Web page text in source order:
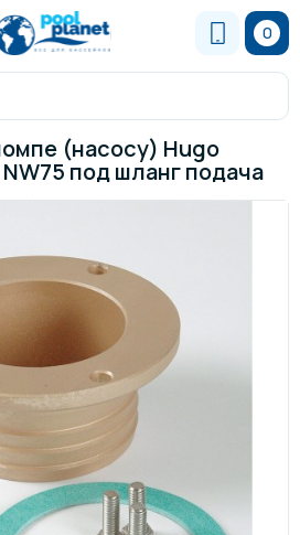
0
(насосу) Hugo
NW75 под шланг подача